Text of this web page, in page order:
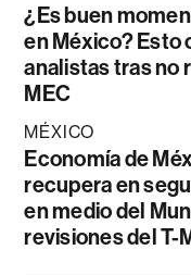
¿Es buen
en México? Esto
analistas tras no
MEC
MÉXICO
Economía de
recupera en
en medio del
revisiones del T-